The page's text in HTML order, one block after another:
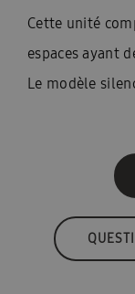
Cette unité
espaces ayant
Le modèle